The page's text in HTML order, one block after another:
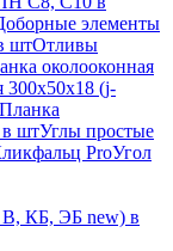
элементы
штОтливы
околооконная
300х50х18 (j-
Планка
штУглы простые
ProУгол
КБ, ЭБ new) в